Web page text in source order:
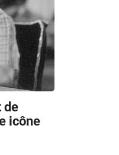
de
icône